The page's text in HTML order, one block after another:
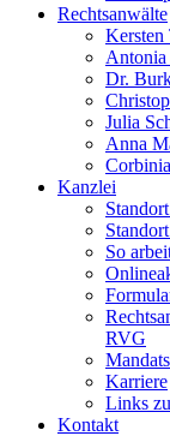
Rechtsanwälte
Kersten
Antonia
Dr.
Julia
Anna
Kanzlei
So
RVG
Karriere
Links
Kontakt